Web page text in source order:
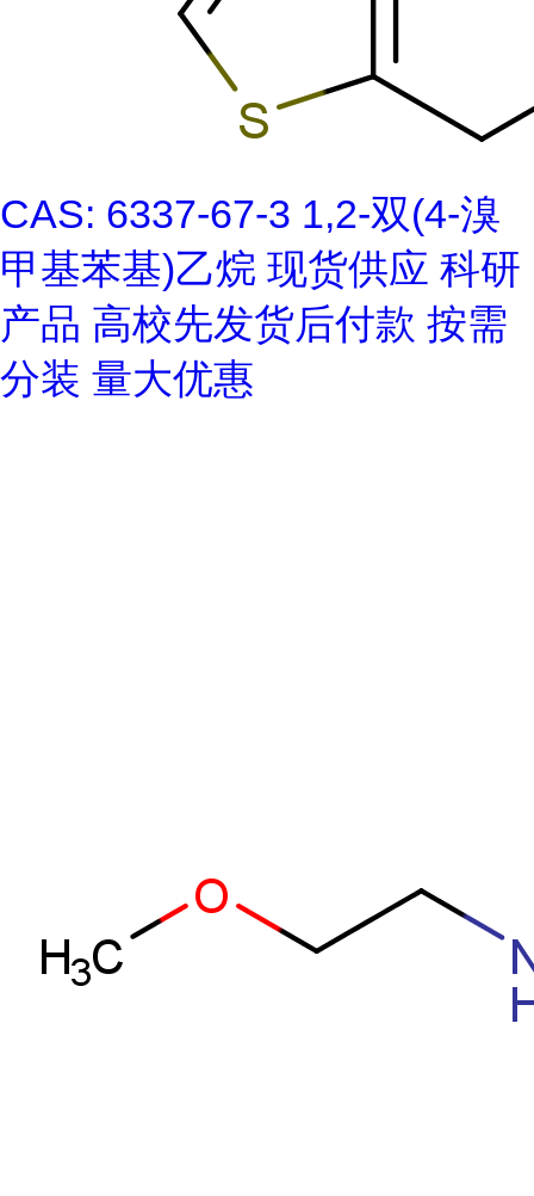
CAS: 6337-67-3 1,2-双(4-溴
甲基苯基)乙烷 现货供应 科研
产品 高校先发货后付款 按需
分装 量大优惠